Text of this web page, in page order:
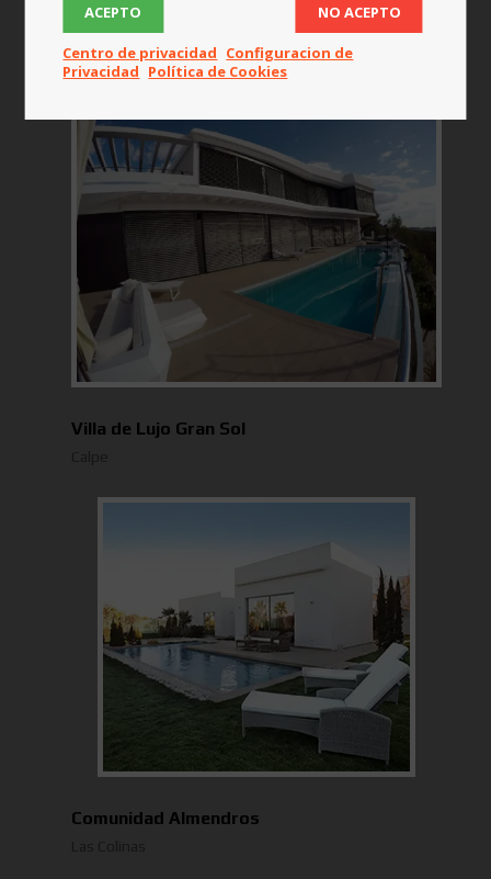
Villa de Lujo Gran Sol
Comunidad Almendros
ACEPTO NO ACEPTO
Centro de privacidad Configuracion de
Privacidad Política de Cookies